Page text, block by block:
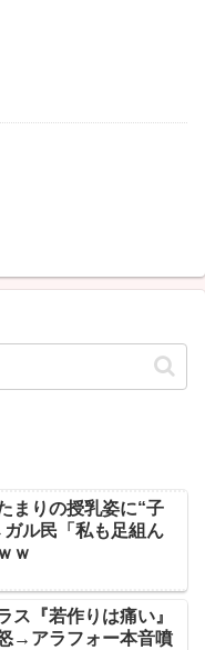
まりの授乳姿に“子
ル民「私も足組ん
ｗ
ス『若作りは痛い』
→アラフォー本音噴